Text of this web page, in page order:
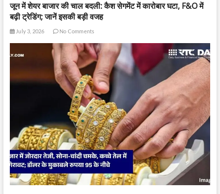
जून में शेयर बाजार की चाल बदली: कैश सेगमेंट में कारोबार घटा, F&O में
बढ़ी ट्रेडिंग; जानें इसकी बड़ी वजह
July 3, 2026 No Comments